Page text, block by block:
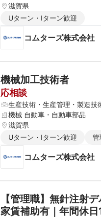
滋賀県
Uターン・Iターン歓迎
コムターズ株式会社
機械加工技術者
応相談
生産技術・生産管理・製造技
機械 自動車・自動車部品
滋賀県
Uターン・Iターン歓迎
管
コムターズ株式会社
【管理職】無針注射
家賃補助有｜年間休